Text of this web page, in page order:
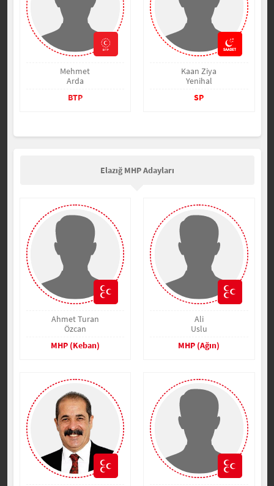
Mehmet
Arda
BTP
Kaan Ziya
Yenihal
SP
Elazığ MHP Adayları
Ahmet Turan
Özcan
MHP (Keban)
Ali
Uslu
MHP (Ağın)